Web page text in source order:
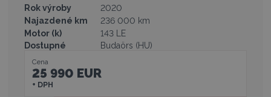
Rok výroby
2020
Najazdené km
236 000 km
Motor (k)
143 LE
Dostupné
Budaörs (HU)
Cena
25 990 EUR
+ DPH